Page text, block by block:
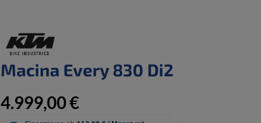
Macina Every 830 Di2
4.999,00 €